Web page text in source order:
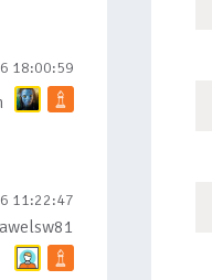
18:00:59
11:22:47